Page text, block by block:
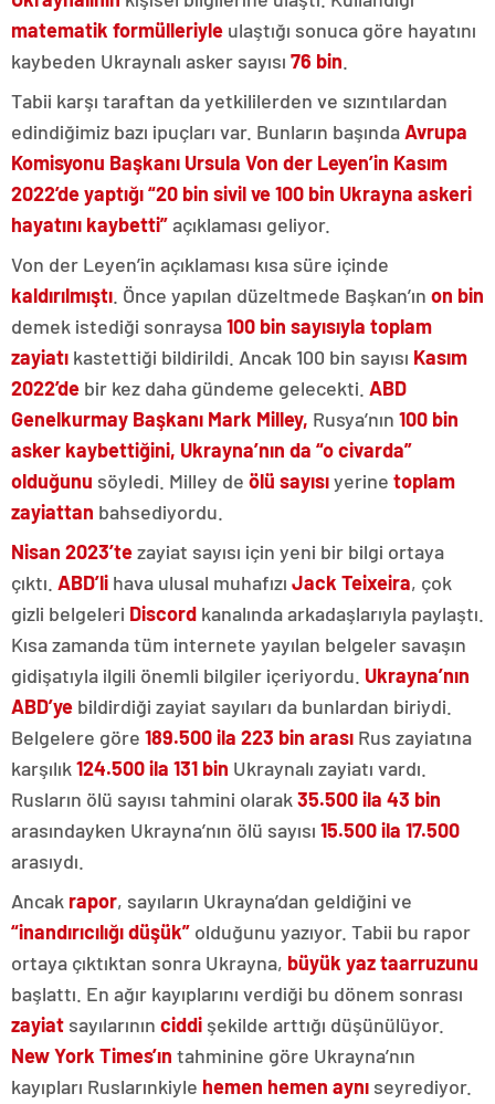
matematik formülleriyle ulaştığı sonuca göre hayatını
kaybeden Ukraynalı asker sayısı 76 bin
Tabii karşı taraftan da yetkililerden ve sızıntılardan
edindiğimiz bazı ipuçları var. Bunların başındaAvrupa
Komisyonu Başkanı Ursula Von der Leyen’in Kasım
2022’de yaptığı “20 bin sivil ve 100 bin Ukrayna askeri
hayatını kaybetti”açıklaması geliyor.
Von der Leyen’in açıklaması kısa süre içinde
kaldırılmıştı . Önce yapılan düzeltmede Başkan’ın on bin
demek istediği sonraysa100 bin sayısıyla toplam
zayiatı kastettiği bildirildi. Ancak 100 bin sayısı Kasım
2022’de bir kez daha gündeme gelecekti. ABD
Genelkurmay Başkanı Mark Milley, Rusya’nın 100 bin
asker kaybettiğini, Ukrayna’nın da “o civarda”
olduğunu söyledi. Milley de ölü sayısıyerine toplam
zayiattan bahsediyordu.
Nisan 2023’tezayiat sayısı için yeni bir bilgi ortaya
çıktı. ABD’li hava ulusal muhafızı Jack Teixeira, çok
gizli belgeleri Discord kanalında arkadaşlarıyla paylaştı.
Kısa zamanda tüm internete yayılan belgeler savaşın
gidişatıyla ilgili önemli bilgiler içeriyordu. Ukrayna’nın
ABD’ye bildirdiği zayiat sayıları da bunlardan biriydi.
Belgelere göre 189.500 ila 223 bin arası Rus zayiatına
karşılık 124.500 ila 131 bin Ukraynalı zayiatı vardı.
Rusların ölü sayısı tahmini olarak 35.500 ila 43 bin
arasındayken Ukrayna’nın ölü sayısı 15.500 ila 17.500
arasıydı.
Ancak rapor, sayıların Ukrayna’dan geldiğini ve
“inandırıcılığı düşük” olduğunu yazıyor. Tabii bu rapor
ortaya çıktıktan sonra Ukrayna, büyük yaz taarruzunu
başlattı. En ağır kayıplarını verdiği bu dönem sonrası
zayiat sayılarının ciddi şekilde arttığı düşünülüyor.
New York Times’ın tahminine göre Ukrayna’nın
kayıpları Ruslarınkiyle hemen hemen aynı seyrediyor.